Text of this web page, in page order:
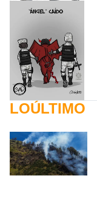
LOÚLTIMO